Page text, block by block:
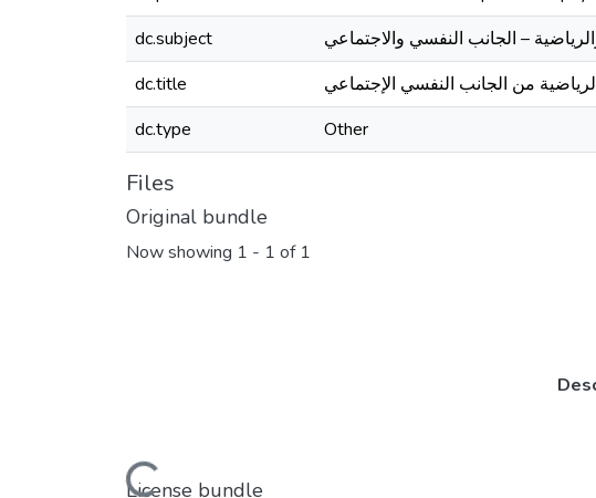
dc.subject
– الجانب النفسي والاجتماعي
dc.title
من الجانب النفسي الإجتماعي
dc.type
Other
Files
Original bundle
Now showing 1 - 1 of 1
Loading...
License bundle